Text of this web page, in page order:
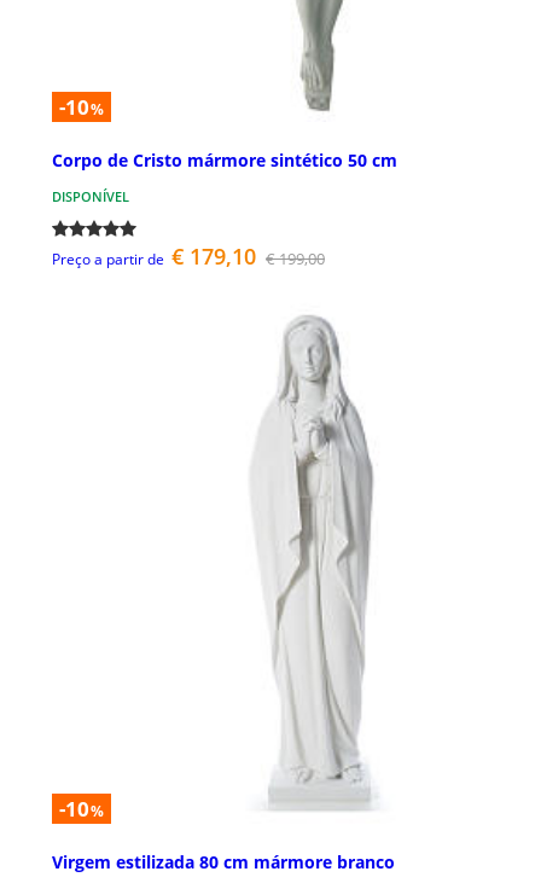
-10%
Corpo de Cristo mármore sintético 50 cm
DISPONÍVEL
Preço a partir de € 179,10 € 199,00
-10%
Virgem estilizada 80 cm mármore branco